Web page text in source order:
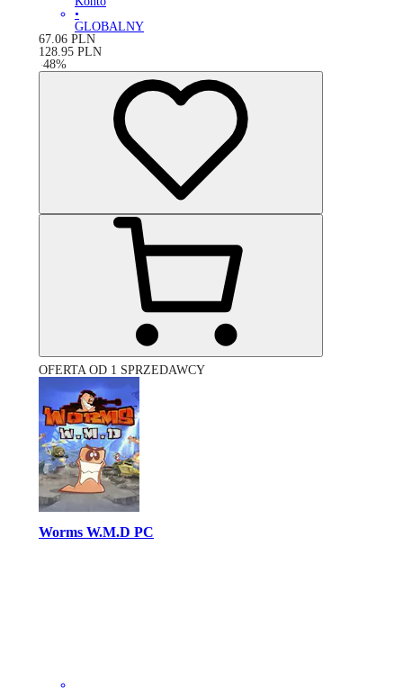
•
GLOBALNY
67.06 PLN
128.95 PLN
-48%
OFERTA OD 1 SPRZEDAWCY
Worms W.M.D PC